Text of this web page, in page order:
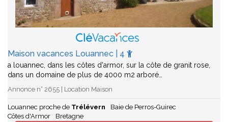
Maison vacances Louannec | 4
a louannec, dans les côtes d'armor, sur la côte de granit rose,
dans un domaine de plus de 4000 m2 arboré…
Annonce n° 2655 | Location Maison
Louannec proche de Trélévern
Baie de Perros-Guirec
Côtes d'Armor
Bretagne